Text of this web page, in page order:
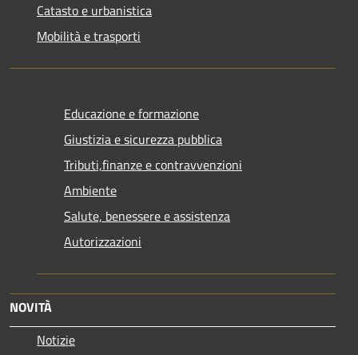
Catasto e urbanistica
Mobilità e trasporti
Educazione e formazione
Giustizia e sicurezza pubblica
Tributi,finanze e contravvenzioni
Ambiente
Salute, benessere e assistenza
Autorizzazioni
NOVITÀ
Notizie